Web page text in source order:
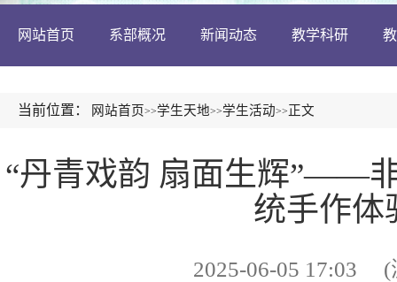
网站首页 系部概况 新闻动态 教学科研
当前位置： 网站首页>>学生天地>>学生活动>> 正文
“丹青戏韵 扇面生辉”——
统手作体
2025-06-05 17:03 (